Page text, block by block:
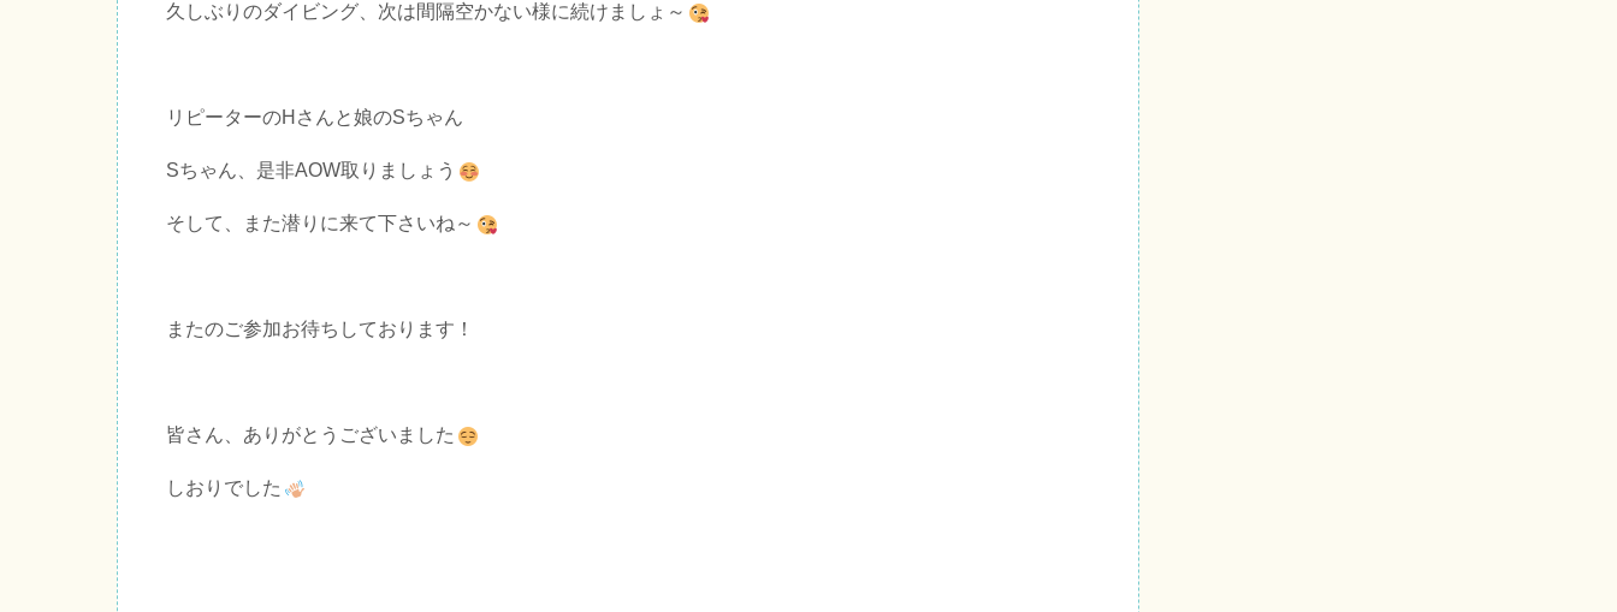
久しぶりのダイビング、次は間隔空かない様に続けましょ～
リピーターのHさんと娘のSちゃん
Sちゃん、是非AOW取りましょう
そして、また潜りに来て下さいね～
またのご参加お待ちしております！
皆さん、ありがとうございました
しおりでした